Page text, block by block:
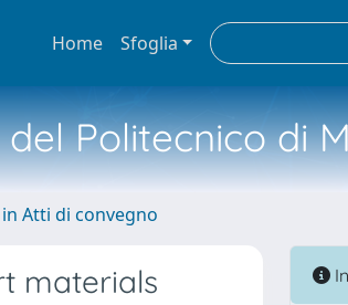
Home Sfoglia
Politecnico di
Atti di convegno
materials